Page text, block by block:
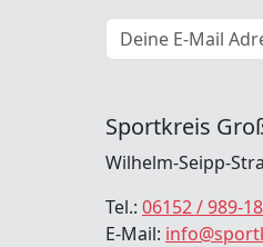
E-Mail Adresse
Sportkreis
Wilhelm-Seipp-
Tel.: 06152 / 989-
E-Mail: